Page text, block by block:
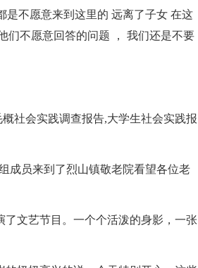
是不愿意来到这里的 远离了子女 在这
们不愿意回答的问题 ， 我们还是不要
社会实践调查报告,大学生社会实践报
员来到了烈山镇敬老院看望各位老
文艺节目。一个个活泼的身影，一张